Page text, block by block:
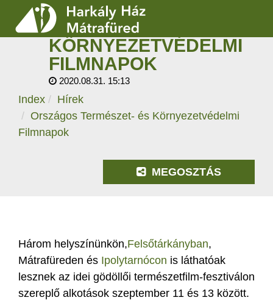
SZOLGÁLTATÁSOK
PROGRAMOK
HÍREK
ORSZÁGOS
TERMÉSZET- ÉS
KÖRNYEZETVÉDELMI
FILMNAPOK
2020.08.31. 15:13
Index
Hírek
Országos Természet- és Környezetvédelmi
Filmnapok
MEGOSZTÁS
Három helyszínünkön,Felsőtárkányban,
Mátrafüreden és Ipolytarnócon is láthatóak
lesznek az idei gödöllői természetfilm-fesztiválon
szereplő alkotások szeptember 11 és 13 között.